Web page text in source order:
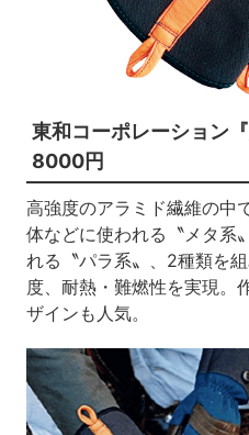
東和コーポレーション
8000円
高強度のアラミド繊維の中
体などに使われる〝メタ系
れる〝パラ系〟、2種類を
度、耐熱・難燃性を実現。
ザインも人気。